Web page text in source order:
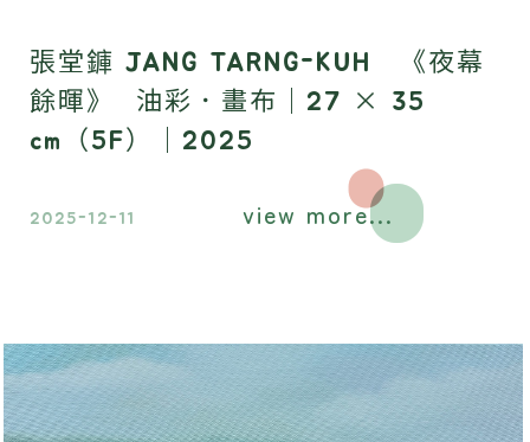
張堂龲 JANG TARNG-KUH 《夜幕
餘暉》 油彩．畫布｜27 × 35
cm（5F）｜2025
2025-12-11 view more...